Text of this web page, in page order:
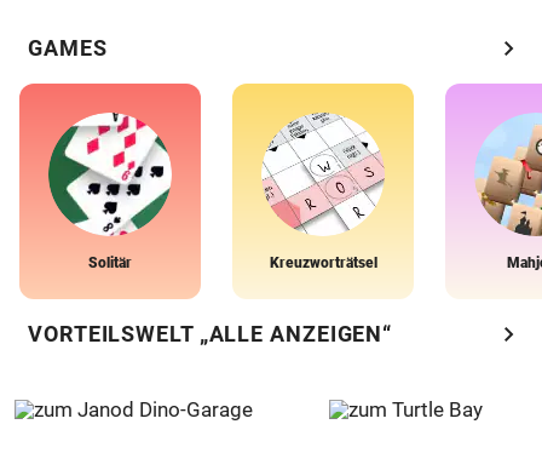
GAMES chevron_right
Solitär Kreuzworträtsel
VORTEILSWELT „ALLE ANZEIGEN“ chevron_right